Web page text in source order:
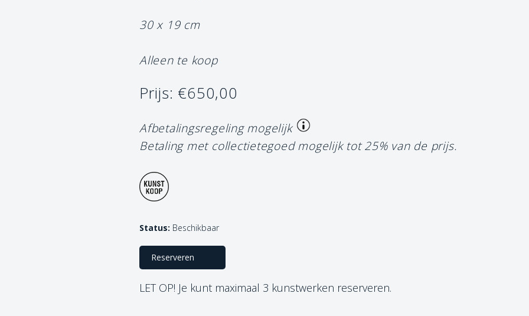
30 x 19 cm
Alleen te koop
Prijs: €650,00
Afbetalingsregeling mogelijk
Betaling met collectietegoed mogelijk tot 25% van de prijs.
Status: Beschikbaar
Reserveren
LET OP! Je kunt maximaal 3 kunstwerken reserveren.